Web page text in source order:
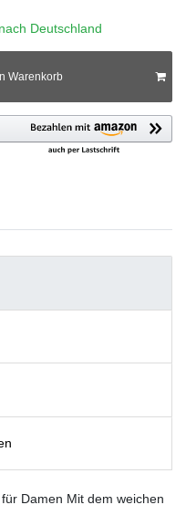
Deutschland
Warenkorb
Damen Mit dem weichen